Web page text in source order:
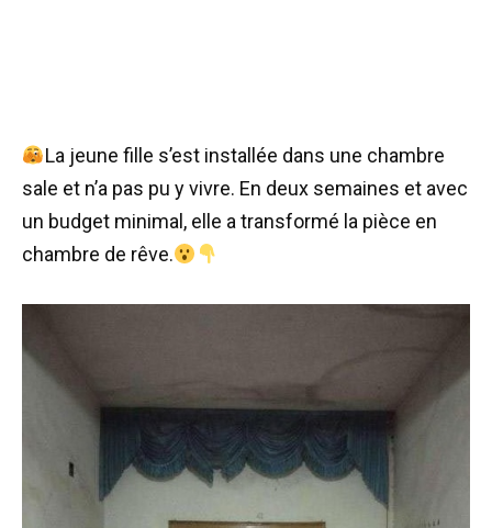
La jeune fille s’est installée dans une chambre
sale et n’a pas pu y vivre. En deux semaines et avec
un budget minimal, elle a transformé la pièce en
chambre de rêve.